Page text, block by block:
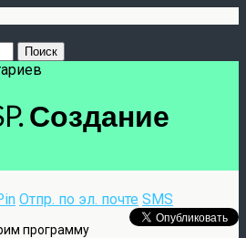
Создание
Отпр. по эл. почте SMS
программу